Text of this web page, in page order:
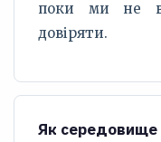
поки ми не
довіряти.
Як середовище